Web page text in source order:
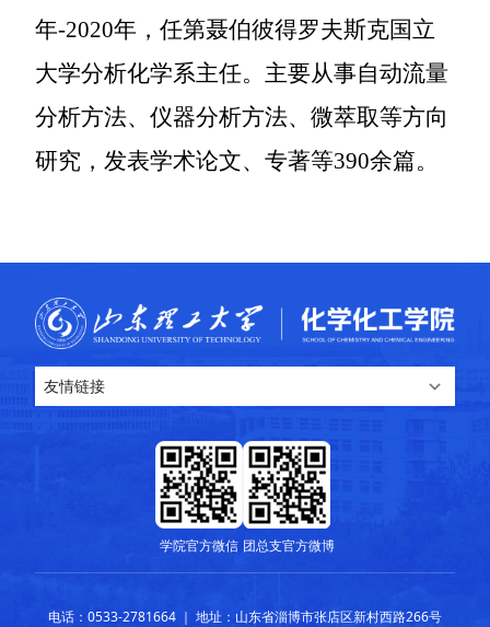
年-2020年，任第聂伯彼得罗夫斯克国立
大学分析化学系主任。主要从事自动流量
分析方法、仪器分析方法、微萃取等方向
研究，发表学术论文、专著等390余篇。
学院官方微信 团总支官方微博
电话：0533-2781664 ｜ 地址：山东省淄博市张店区新村西路266号